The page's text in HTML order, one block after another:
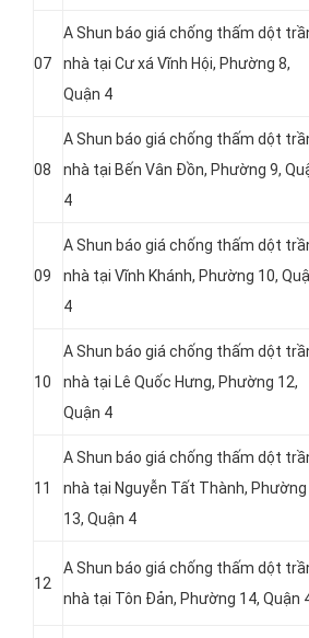
07
A Shun báo giá chống thấm dột
nhà tại Cư xá Vĩnh Hội, Phường 8,
Quận 4
08
A Shun báo giá chống thấm dột
nhà tại Bến Vân Đồn, Phường 9,
4
09
A Shun báo giá chống thấm dột
nhà tại Vĩnh Khánh, Phường 10,
4
10
A Shun báo giá chống thấm dột
nhà tại Lê Quốc Hưng, Phường 12,
Quận 4
11
A Shun báo giá chống thấm dột
nhà tại Nguyễn Tất Thành, Phường
13, Quận 4
12
A Shun báo giá chống thấm dột
nhà tại Tôn Ðản, Phường 14, Quận